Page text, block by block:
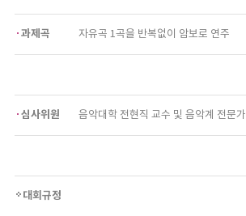
과제곡 자유곡 1곡을 반복없이 암보로 연주
심사위원 음악대학 전현직 교수 및 음악계 전문가
대회규정